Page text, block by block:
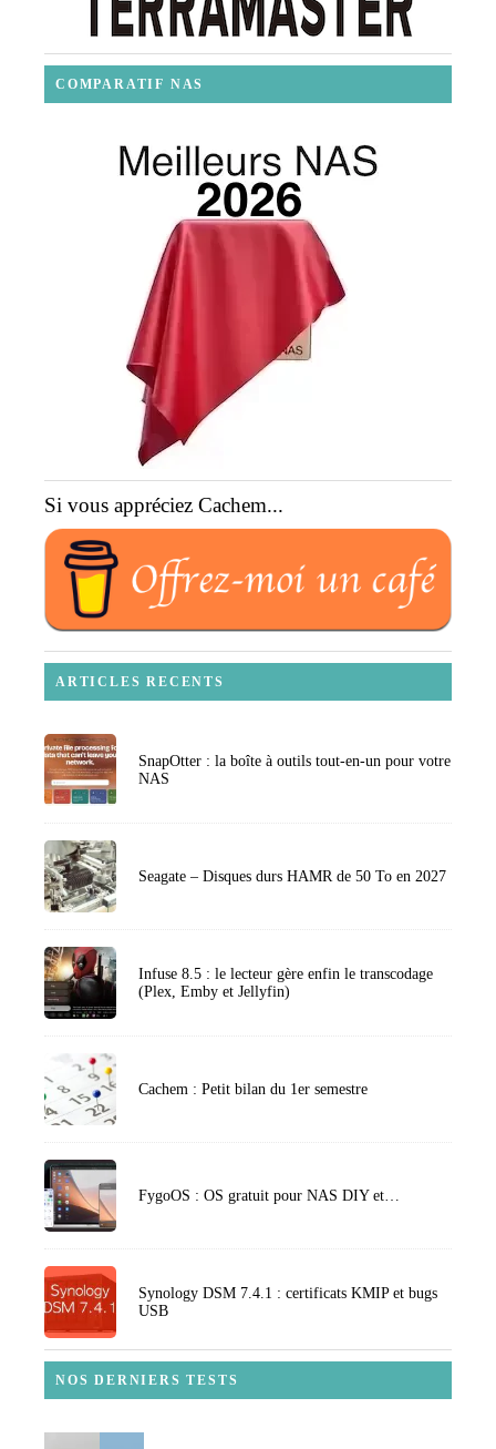
COMPARATIF NAS
Si vous appréciez Cachem...
ARTICLES RECENTS
SnapOtter : la boîte à outils tout-en-un pour votre
NAS
Seagate – Disques durs HAMR de 50 To en 2027
Infuse 8.5 : le lecteur gère enfin le transcodage
(Plex, Emby et Jellyfin)
Cachem : Petit bilan du 1er semestre
FygoOS : OS gratuit pour NAS DIY et…
Synology DSM 7.4.1 : certificats KMIP et bugs
USB
NOS DERNIERS TESTS